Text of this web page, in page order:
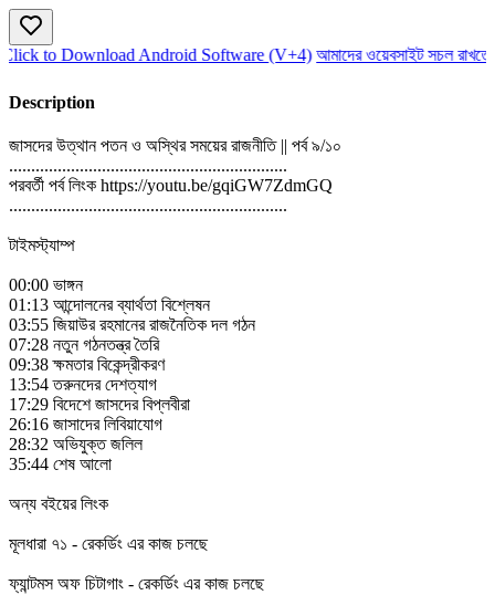
to Download Android Software (V+4) আমাদের ওয়েবসাইট সচল রাখতে
Description
জাসদের উত্থান পতন ও অস্থির সময়ের রাজনীতি || পর্ব ৯/১০
...............................................................
পরবর্তী পর্ব লিংক https://youtu.be/gqiGW7ZdmGQ
...............................................................
টাইমস্ট্যাম্প
00:00 ভাঙ্গন
01:13 আন্দোলনের ব্যার্থতা বিশ্লেষন
03:55 জিয়াউর রহমানের রাজনৈতিক দল গঠন
07:28 নতুন গঠনতন্ত্র তৈরি
09:38 ক্ষমতার বিকেন্দ্রীকরণ
13:54 তরুনদের দেশত্যাগ
17:29 বিদেশে জাসদের বিপ্লবীরা
26:16 জাসাদের লিবিয়াযোগ
28:32 অভিযুক্ত জলিল
35:44 শেষ আলো
অন্য বইয়ের লিংক
মূলধারা ৭১ - রেকর্ডিং এর কাজ চলছে
ফ্যান্টমস অফ চিটাগাং - রেকর্ডিং এর কাজ চলছে